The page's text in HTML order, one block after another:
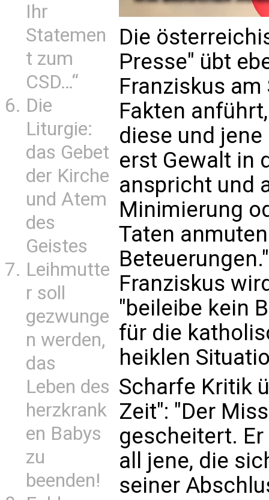
Ihr
Statemen
t zum
CSD…“
Die
Liturgie:
das Gebet
der Kirche
und Atem
des
Geistes
Leihmutte
r soll
gezwunge
n werden,
das
Leben des
herzkrank
en Babys
zu
beenden!
Die
Presse" übt
Franziskus
Fakten
diese und
erst Gewalt in
anspricht und
Minimierung
Taten
Franziskus
"beileibe kein
für die
heiklen
Scharfe Kritik
Zeit": "Der
gescheitert.
all jene, die
seiner